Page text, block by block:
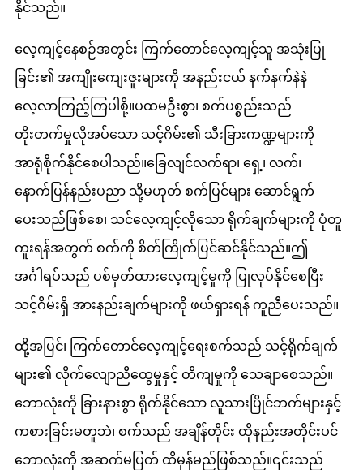
နိုင်သည်။
လေ့ကျင့်နေစဉ်အတွင်း ကြက်တောင်လေ့ကျင့်သူ အသုံးပြု
ခြင်း၏ အကျိုးကျေးဇူးများကို အနည်းငယ် နက်နက်နဲနဲ
လေ့လာကြည့်ကြပါစို့။ပထမဦးစွာ၊ စက်ပစ္စည်းသည်
တိုးတက်မှုလိုအပ်သော သင့်ဂိမ်း၏ သီးခြားကဏ္ဍများကို
အာရုံစိုက်နိုင်စေပါသည်။ခြေလျင်လက်ရာ၊ ရှေ့၊ လက်၊
နောက်ပြန်နည်းပညာ သို့မဟုတ် စက်ပြင်များ ဆောင်ရွက်
ပေးသည်ဖြစ်စေ၊ သင်လေ့ကျင့်လိုသော ရိုက်ချက်များကို ပုံတူ
ကူးရန်အတွက် စက်ကို စိတ်ကြိုက်ပြင်ဆင်နိုင်သည်။ဤ
အင်္ဂါရပ်သည် ပစ်မှတ်ထားလေ့ကျင့်မှုကို ပြုလုပ်နိုင်စေပြီး
သင့်ဂိမ်းရှိ အားနည်းချက်များကို ဖယ်ရှားရန် ကူညီပေးသည်။
ထို့အပြင်၊ ကြက်တောင်လေ့ကျင့်ရေးစက်သည် သင့်ရိုက်ချက်
များ၏ လိုက်လျောညီထွေမှုနှင့် တိကျမှုကို သေချာစေသည်။
ဘောလုံးကို ခြားနားစွာ ရိုက်နိုင်သော လူသားပြိုင်ဘက်များနှင့်
ကစားခြင်းမတူဘဲ၊ စက်သည် အချိန်တိုင်း ထိုနည်းအတိုင်းပင်
ဘောလုံးကို အဆက်မပြတ် ထိမှန်မည်ဖြစ်သည်။၎င်းသည်